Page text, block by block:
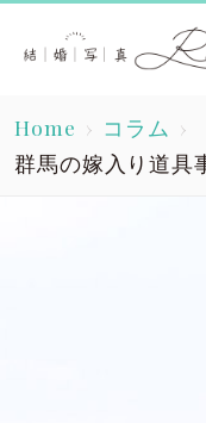
ト
洋装
Home
コラム
群馬の嫁入り道具